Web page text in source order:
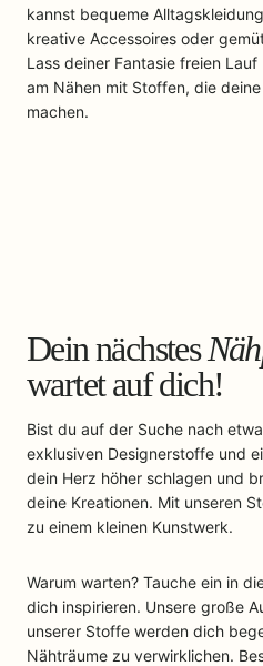
kannst bequeme
kreative Accessoires oder
Lass deiner Fantasie freien
am Nähen mit Stoffen, die
machen.
Dein nächstes
wartet auf dich!
Bist du auf der Suche nach
exklusiven Designerstoffe und
dein Herz höher schlagen und
deine Kreationen. Mit unseren
zu einem kleinen Kunstwerk.
Warum warten? Tauche ein in
dich inspirieren. Unsere große
unserer Stoffe werden dich
Nähträume zu verwirklichen.